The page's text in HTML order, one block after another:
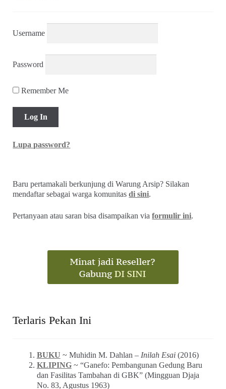
Username
Password
Remember Me
Lupa password?
Baru pertamakali berkunjung di Warung Arsip? Silakan
mendaftar sebagai warga komunitasdi sini.
Pertanyaan atau saran bisa disampaikan viaformulir ini.
Terlaris Pekan Ini
BUKU ~ Muhidin M. Dahlan – Inilah Esai(2016)
KLIPING~ “Ganefo: Pembangunan Gedung Baru
dan Fasilitas Tambahan di GBK” (Mingguan Djaja
No. 83, Agustus 1963)